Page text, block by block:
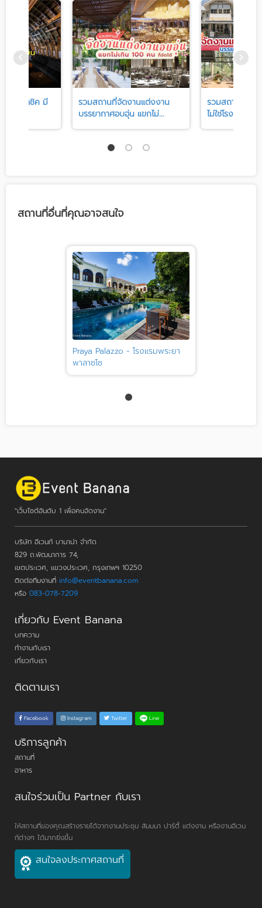
งานสุดชิค มี
รวมสถานที่จัดงานแต่งงาน
บรรยากาศอบอุ่น แขกไม่...
รวมสถานที่จัด
ไม่ใช่โรงแรม บ
สถานที่อื่นที่คุณอาจสนใจ
Praya Palazzo - โรงแรมพระยา
พาลาซโซ
"เว็บไซต์อันดับ 1 เพื่อคนจัดงาน"
บริษัท อีเวนท์ บานาน่า จำกัด
829 ถ.พัฒนาการ 74,
เขตประเวศ, แขวงประเวศ, กรุงเทพฯ 10250
ติดต่อทีมงานที่ info@eventbanana.com
หรือ 083-078-7209
เกี่ยวกับ Event Banana
บทความ
ทำงานกับเรา
เกี่ยวกับเรา
ติดตามเรา
Facebook Instagram Twitter Line
บริการลูกค้า
สถานที่
อาหาร
สนใจร่วมเป็น Partner กับเรา
ให้สถานที่ของคุณสร้างรายได้จากงานประชุม สัมมนา ปาร์ตี้ แต่งงาน หรืองานอีเวน
ท์ต่างๆ ได้มากยิ่งขึ้น
สนใจลงประกาศสถานที่